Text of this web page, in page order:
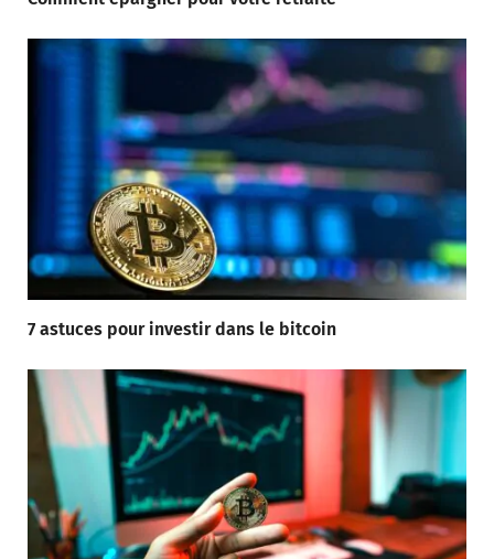
7 astuces pour investir dans le bitcoin